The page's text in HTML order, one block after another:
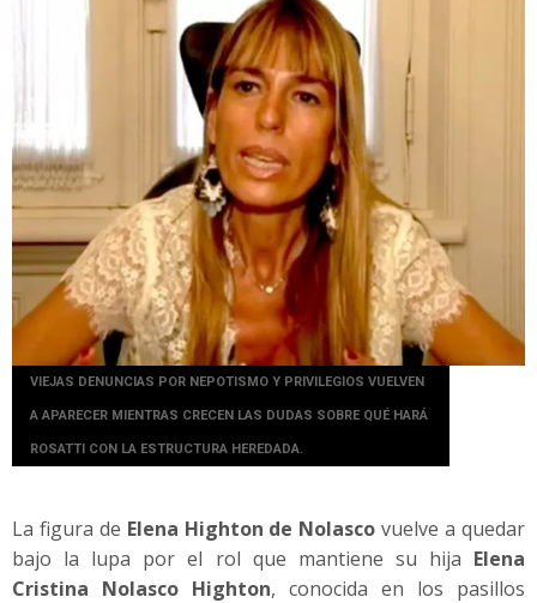
VIEJAS DENUNCIAS POR NEPOTISMO Y PRIVILEGIOS VUELVEN
A APARECER MIENTRAS CRECEN LAS DUDAS SOBRE QUÉ HARÁ
ROSATTI CON LA ESTRUCTURA HEREDADA.
La figura de Elena Highton de Nolasco vuelve a quedar
bajo la lupa por el rol que mantiene su hija Elena
Cristina Nolasco Highton, conocida en los pasillos